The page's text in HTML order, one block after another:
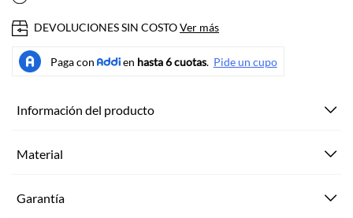
DEVOLUCIONES SIN COSTOVer más
Información del producto
Material
Garantía